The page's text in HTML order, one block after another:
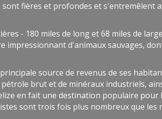
sont fières et profondes et s'entremêlent
- 180 miles de long et 68 miles de
d'animaux sauvages,
source de revenus de ses
brut et de minéraux industriels,
en fait une destination populaire pour
sont trois fois plus nombreux que les